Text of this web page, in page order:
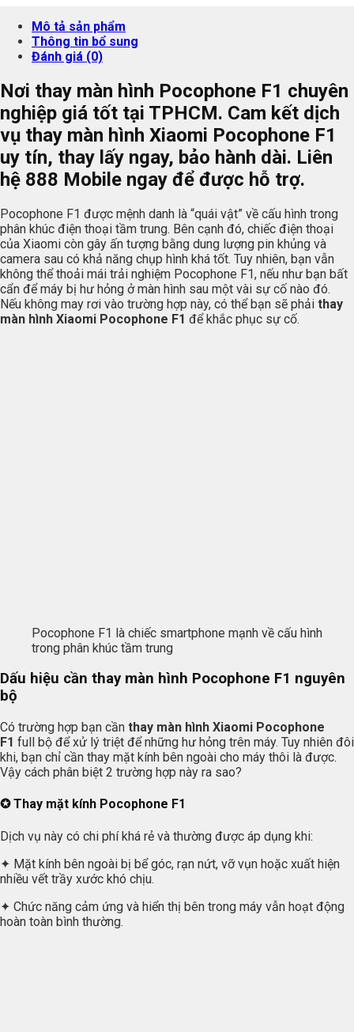
Mô tả sản phẩm
Thông tin bổ sung
Đánh giá (0)
Nơi thay màn hình Pocophone F1 chuyên
nghiệp giá tốt tại TPHCM. Cam kết dịch
vụ thay màn hình Xiaomi Pocophone F1
uy tín, thay lấy ngay, bảo hành dài. Liên
hệ 888 Mobile ngay để được hỗ trợ.
Pocophone F1 được mệnh danh là “quái vật” về cấu hình trong
phân khúc điện thoại tầm trung. Bên cạnh đó, chiếc điện thoại
của Xiaomi còn gây ấn tượng bằng dung lượng pin khủng và
camera sau có khả năng chụp hình khá tốt. Tuy nhiên, bạn vẫn
không thể thoải mái trải nghiệm Pocophone F1, nếu như bạn bất
cẩn để máy bị hư hỏng ở màn hình sau một vài sự cố nào đó.
Nếu không may rơi vào trường hợp này, có thể bạn sẽ phải thay
màn hình Xiaomi Pocophone F1 để khắc phục sự cố.
Pocophone F1 là chiếc smartphone mạnh về cấu hình
trong phân khúc tầm trung
Dấu hiệu cần thay màn hình Pocophone F1 nguyên
bộ
Có trường hợp bạn cần thay màn hình Xiaomi Pocophone
F1 full bộ để xử lý triệt để những hư hỏng trên máy. Tuy nhiên đôi
khi, bạn chỉ cần thay mặt kính bên ngoài cho máy thôi là được.
Vậy cách phân biệt 2 trường hợp này ra sao?
✪ Thay mặt kính Pocophone F1
Dịch vụ này có chi phí khá rẻ và thường được áp dụng khi:
✦ Mặt kính bên ngoài bị bể góc, rạn nứt, vỡ vụn hoặc xuất hiện
nhiều vết trầy xước khó chịu.
✦ Chức năng cảm ứng và hiển thị bên trong máy vẫn hoạt động
hoàn toàn bình thường.